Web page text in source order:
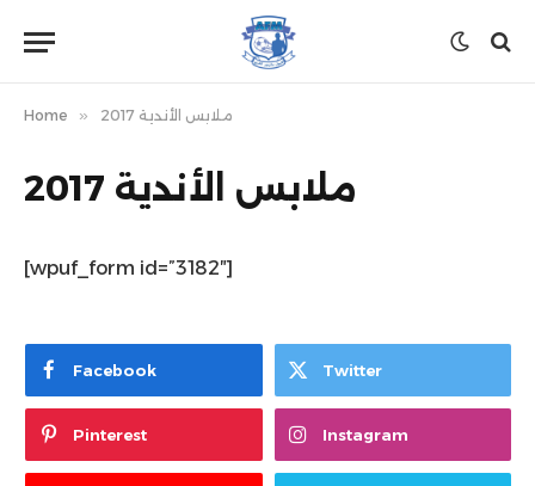
Home » ملابس الأندية 2017
ملابس الأندية 2017
[wpuf_form id=”3182″]
Facebook Twitter
Pinterest Instagram